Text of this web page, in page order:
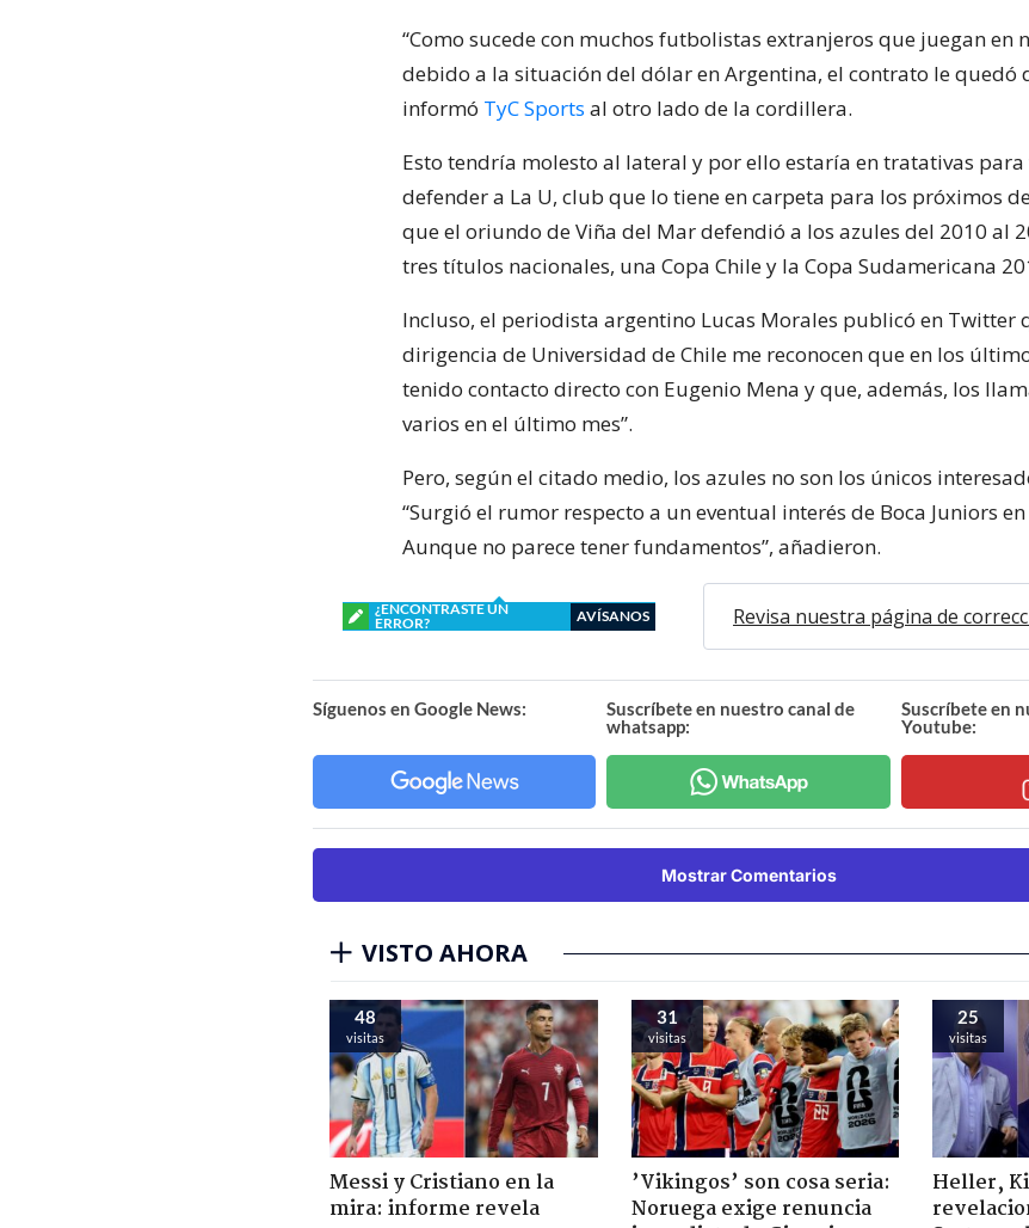
“Como sucede con muchos futbolistas extranjeros que juegan en
debido a la situación del dólar en Argentina, el contrato le quedó
informó TyC Sports al otro lado de la cordillera.
Esto tendría molesto al lateral y por ello estaría en tratativas para
defender a La U, club que lo tiene en carpeta para los próximos
que el oriundo de Viña del Mar defendió a los azules del 2010 al
tres títulos nacionales, una Copa Chile y la Copa Sudamericana
Incluso, el periodista argentino Lucas Morales publicó en Twitter
dirigencia de Universidad de Chile me reconocen que en los
tenido contacto directo con Eugenio Mena y que, además, los
varios en el último mes”.
Pero, según el citado medio, los azules no son los únicos
“Surgió el rumor respecto a un eventual interés de Boca Juniors
Aunque no parece tener fundamentos”, añadieron.
¿ENCONTRASTE UN
ERROR?
AVÍSANOS Revisa nuestra página de
Síguenos en Google News:
Suscríbete en nuestro canal de
whatsapp:
Suscríbete en
Youtube:
Mostrar Comentarios
VISTO AHORA
48
visitas
Messi y Cristiano en la
mira: informe revela
31
visitas
’Vikingos’ son cosa seria:
Noruega exige renuncia
25
visitas
Heller,